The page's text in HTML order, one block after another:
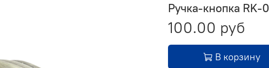
Ручка-кнопка RK-
100.00 руб
В корзину